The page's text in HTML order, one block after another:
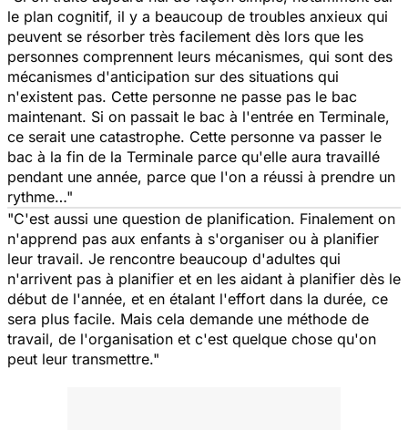
le plan cognitif, il y a beaucoup de troubles anxieux qui
peuvent se résorber très facilement dès lors que les
personnes comprennent leurs mécanismes, qui sont des
mécanismes d'anticipation sur des situations qui
n'existent pas. Cette personne ne passe pas le bac
maintenant. Si on passait le bac à l'entrée en Terminale,
ce serait une catastrophe. Cette personne va passer le
bac à la fin de la Terminale parce qu'elle aura travaillé
pendant une année, parce que l'on a réussi à prendre un
rythme…"
"C'est aussi une question de planification. Finalement on
n'apprend pas aux enfants à s'organiser ou à planifier
leur travail. Je rencontre beaucoup d'adultes qui
n'arrivent pas à planifier et en les aidant à planifier dès le
début de l'année, et en étalant l'effort dans la durée, ce
sera plus facile. Mais cela demande une méthode de
travail, de l'organisation et c'est quelque chose qu'on
peut leur transmettre."